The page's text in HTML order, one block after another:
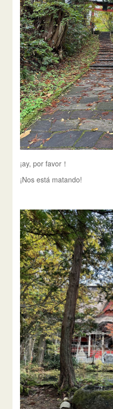
¡ay, por favor！
¡Nos está matando!